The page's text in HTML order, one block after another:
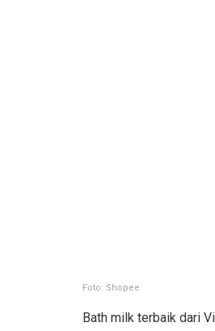
Foto: Shopee
Bath milk terbaik dari